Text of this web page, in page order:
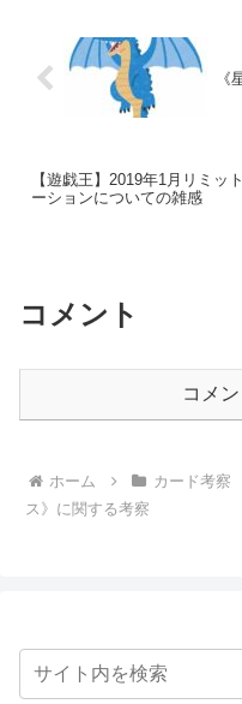
とは 【その①】、【その②】...
《
【遊戯王】2019年1月リミッ
ーションについての雑感
コメント
コメ
ホーム カード考察
ス》に関する考察